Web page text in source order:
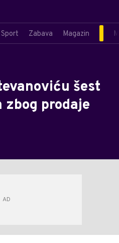
Sport Zabava Magazin
šest
prodaje